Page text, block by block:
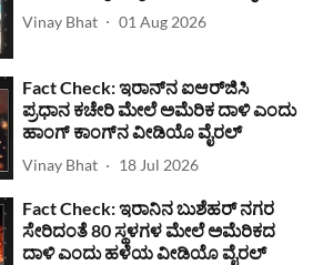
Vinay Bhat 01 Aug 2026
Fact Check: ಇರಾನ್‌ನ ಐಆರ್‌ಜಿಸಿ
ಪ್ರಧಾನ ಕಚೇರಿ ಮೇಲೆ ಅಮೆರಿಕ ದಾಳಿ ಎಂದು
ಹಾಂಗ್ ಕಾಂಗ್​ನ ವೀಡಿಯೊ ವೈರಲ್
Vinay Bhat 18 Jul 2026
Fact Check: ಇರಾನಿನ ಬುಶೆಹರ್ ನಗರ
ಸೇರಿದಂತೆ 80 ಸ್ಥಳಗಳ ಮೇಲೆ ಅಮೆರಿಕದ
ದಾಳಿ ಎಂದು ಹಳೆಯ ವೀಡಿಯೊ ವೈರಲ್